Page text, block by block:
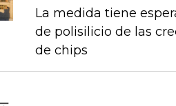
La medida tiene
de polisilicio de las
de chips